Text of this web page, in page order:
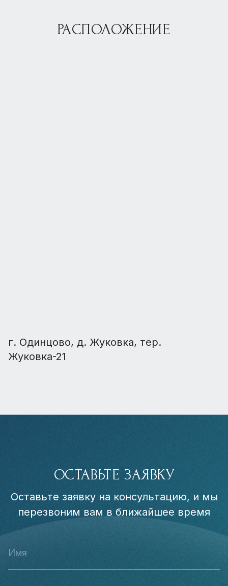
РАСПОЛОЖЕНИЕ
г. Одинцово, д. Жуковка, тер.
Жуковка-21
ОСТАВЬТЕ ЗАЯВКУ
Оставьте заявку на консультацию, и мы
перезвоним вам в ближайшее время